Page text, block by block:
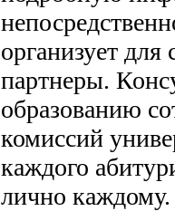
организует для
партнеры.
образованию
комиссий
каждого
лично каждому.